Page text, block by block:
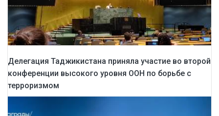
Делегация Таджикистана приняла участие во второй
конференции высокого уровня ООН по борьбе с
терроризмом